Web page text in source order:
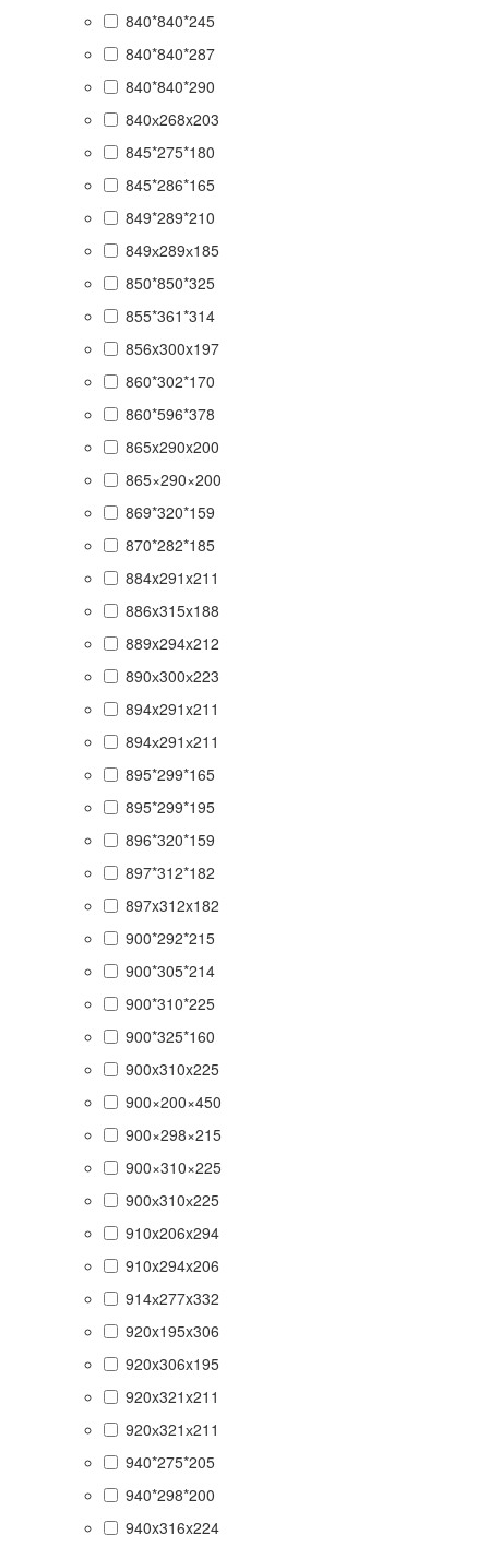
840*840*245
840*840*287
840*840*290
840х268x203
845*275*180
845*286*165
849*289*210
849х289х185
850*850*325
855*361*314
856x300x197
860*302*170
860*596*378
865x290x200
865×290×200
869*320*159
870*282*185
884x291x211
886x315x188
889x294x212
890х300х223
894x291x211
894х291х211
895*299*165
895*299*195
896*320*159
897*312*182
897x312x182
900*292*215
900*305*214
900*310*225
900*325*160
900x310x225
900×200×450
900×298×215
900×310×225
900х310х225
910x206x294
910x294x206
914х277x332
920x195x306
920x306x195
920x321x211
920х321х211
940*275*205
940*298*200
940x316x224